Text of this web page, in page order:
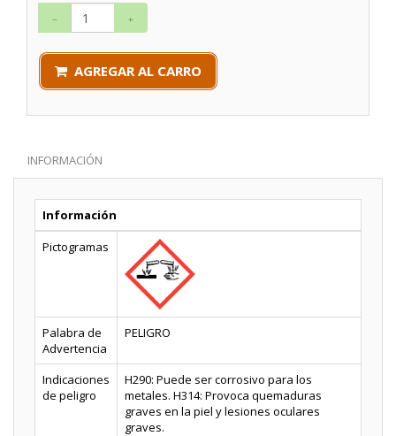
AGREGAR AL CARRO
INFORMACIÓN
Información
Pictogramas
Palabra de
Advertencia
PELIGRO
Indicaciones
de peligro
H290: Puede ser corrosivo para los
metales. H314: Provoca quemaduras
graves en la piel y lesiones oculares
graves.